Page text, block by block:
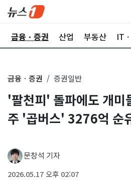
금융ㆍ증권 산업 부동산 IT
금융ㆍ증권 증권일반
'팔천피' 돌파에도 개
주 '곱버스' 3276억 순
문창석 기자
2026.05.17 오후 02:07